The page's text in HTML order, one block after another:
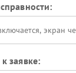
заявке: